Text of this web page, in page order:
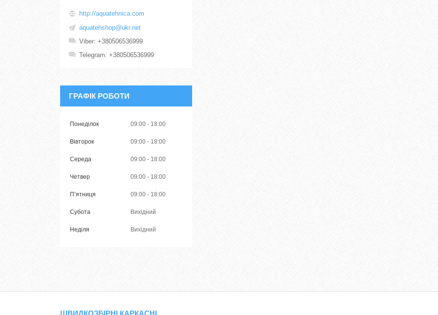
http://aquatehnica.com
aquatehshop@ukr.net
Viber +380506536999
Telegram +380506536999
ГРАФІК РОБОТИ
Понеділок 09:00 18:00
Вівторок 09:00 18:00
Середа 09:00 18:00
Четвер 09:00 18:00
Пʼятниця 09:00 18:00
Субота Вихідний
Неділя Вихідний
ШВИДКОЗБІРНІ КАРКАСНІ